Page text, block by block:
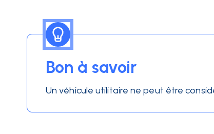
Bon à savoir
Un véhicule utilitaire ne peut être